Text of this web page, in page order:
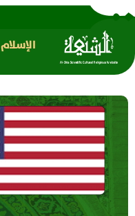
الإسلام